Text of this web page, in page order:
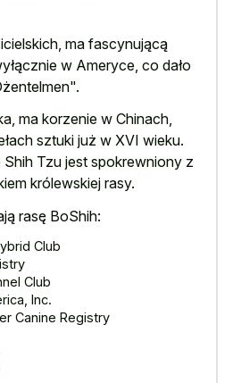
ma fascynującą
w Ameryce, co dało
ma korzenie w Chinach,
sztuki już w XVI wieku.
Tzu jest spokrewniony z
królewskiej rasy.
rasę BoShih:
Club
Club
Inc.
Canine Registry